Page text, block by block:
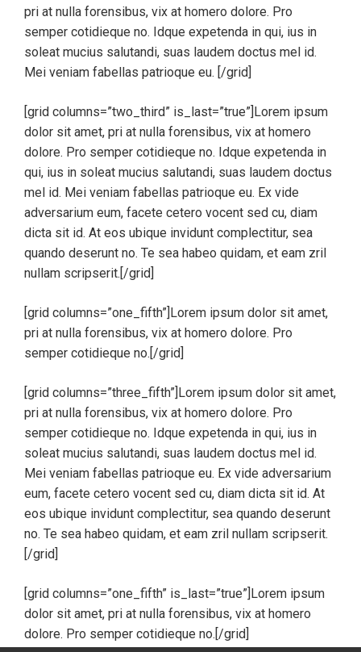
pri at nulla forensibus, vix at homero dolore. Pro
semper cotidieque no. Idque expetenda in qui, ius in
soleat mucius salutandi, suas laudem doctus mel id.
Mei veniam fabellas patrioque eu. [/grid]
[grid columns=”two_third” is_last=”true”]Lorem ipsum
dolor sit amet, pri at nulla forensibus, vix at homero
dolore. Pro semper cotidieque no. Idque expetenda in
qui, ius in soleat mucius salutandi, suas laudem doctus
mel id. Mei veniam fabellas patrioque eu. Ex vide
adversarium eum, facete cetero vocent sed cu, diam
dicta sit id. At eos ubique invidunt complectitur, sea
quando deserunt no. Te sea habeo quidam, et eam zril
nullam scripserit.[/grid]
[grid columns=”one_fifth”]Lorem ipsum dolor sit amet,
pri at nulla forensibus, vix at homero dolore. Pro
semper cotidieque no.[/grid]
[grid columns=”three_fifth”]Lorem ipsum dolor sit amet,
pri at nulla forensibus, vix at homero dolore. Pro
semper cotidieque no. Idque expetenda in qui, ius in
soleat mucius salutandi, suas laudem doctus mel id.
Mei veniam fabellas patrioque eu. Ex vide adversarium
eum, facete cetero vocent sed cu, diam dicta sit id. At
eos ubique invidunt complectitur, sea quando deserunt
no. Te sea habeo quidam, et eam zril nullam scripserit.
[/grid]
[grid columns=”one_fifth” is_last=”true”]Lorem ipsum
dolor sit amet, pri at nulla forensibus, vix at homero
dolore. Pro semper cotidieque no.[/grid]